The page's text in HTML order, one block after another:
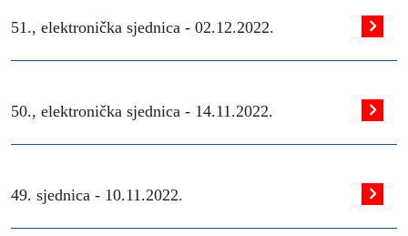
51., elektronička sjednica - 02.12.2022.
50., elektronička sjednica - 14.11.2022.
49. sjednica - 10.11.2022.